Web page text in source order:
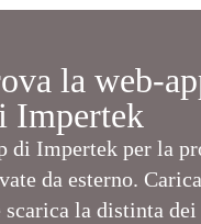
la web-
Impertek
di Impertek per la
da esterno.
scarica la distinta